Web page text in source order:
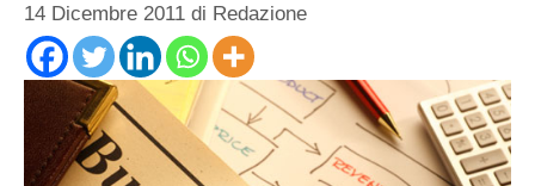
14 Dicembre 2011 di Redazione